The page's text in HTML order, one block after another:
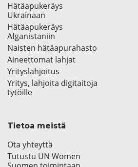
Hätäapukeräys
Ukrainaan
Hätäapukeräys
Afganistaniin
Naisten hätäapurahasto
Aineettomat lahjat
Yrityslahjoitus
Yritys, lahjoita digitaitoja
tytöille
Tietoa meistä
Ota yhteyttä
Tutustu UN Women